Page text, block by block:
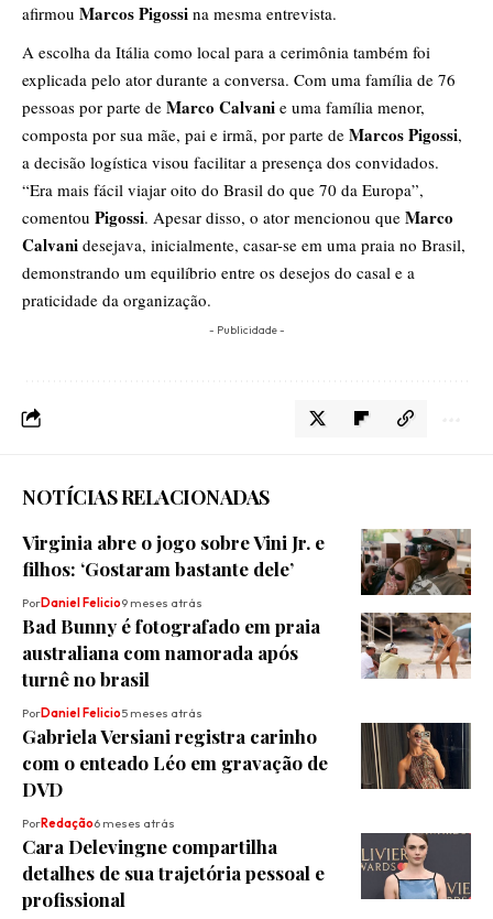
afirmou Marcos Pigossi na mesma entrevista.
A escolha da Itália como local para a cerimônia também foi
explicada pelo ator durante a conversa. Com uma família de 76
pessoas por parte de Marco Calvani e uma família menor,
composta por sua mãe, pai e irmã, por parte de Marcos Pigossi,
a decisão logística visou facilitar a presença dos convidados.
“Era mais fácil viajar oito do Brasil do que 70 da Europa”,
comentou Pigossi. Apesar disso, o ator mencionou que Marco
Calvani desejava, inicialmente, casar-se em uma praia no Brasil,
demonstrando um equilíbrio entre os desejos do casal e a
praticidade da organização.
- Publicidade -
NOTÍCIAS RELACIONADAS
Virginia abre o jogo sobre Vini Jr. e
filhos: ‘Gostaram bastante dele’
PorDaniel Felicio9 meses atrás
Bad Bunny é fotografado em praia
australiana com namorada após
turnê no brasil
PorDaniel Felicio5 meses atrás
Gabriela Versiani registra carinho
com o enteado Léo em gravação de
DVD
PorRedação6 meses atrás
Cara Delevingne compartilha
detalhes de sua trajetória pessoal e
profissional